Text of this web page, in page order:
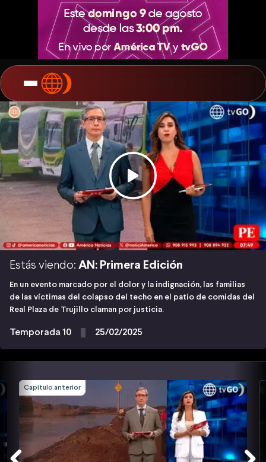
Estás viendo: AN: Primera Edición
En un evento marcado por el dolor y la indignación, las familias
de las víctimas del colapso del techo en el patio de comidas del
Real Plaza de Trujillo claman por justicia.
Temporada 10 25/02/2025
Capítulo anterior